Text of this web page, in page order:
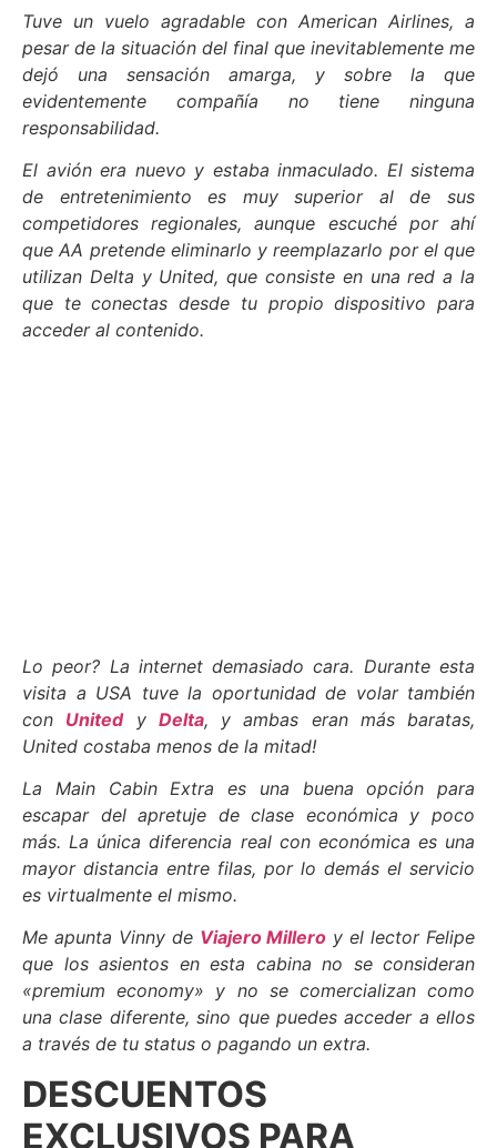
Tuve un vuelo agradable con American Airlines, a
pesar de la situación del final que inevitablemente me
dejó una sensación amarga, y sobre la que
evidentemente compañía no tiene ninguna
responsabilidad.
El avión era nuevo y estaba inmaculado. El sistema
de entretenimiento es muy superior al de sus
competidores regionales, aunque escuché por ahí
que AA pretende eliminarlo y reemplazarlo por el que
utilizan Delta y United, que consiste en una red a la
que te conectas desde tu propio dispositivo para
acceder al contenido.
Lo peor? La internet demasiado cara. Durante esta
visita a USA tuve la oportunidad de volar también
con Unitedy Delta, y ambas eran más baratas,
United costaba menos de la mitad!
La Main Cabin Extra es una buena opción para
escapar del apretuje de clase económica y poco
más. La única diferencia real con económica es una
mayor distancia entre filas, por lo demás el servicio
es virtualmente el mismo.
Me apunta Vinny de Viajero Millero y el lector Felipe
que los asientos en esta cabina no se consideran
«premium economy» y no se comercializan como
una clase diferente, sino que puedes acceder a ellos
a través de tu status o pagando un extra.
DESCUENTOS
EXCLUSIVOS PARA